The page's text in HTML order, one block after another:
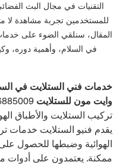
التقنيات في مجال البث
للمستخدمين تجربة مشاهدة لا
المقال، سنلقي الضوء على
في السلام، وأهمية دوره،
خدمات فني الستلايت في
وايت مون للستلايت
تركيب الستلايت والأطباق
يقدم فنيو الستلايت خدمات
الهوائية وضبطها للحصول
ممكنة. يعتمدون على أدوات